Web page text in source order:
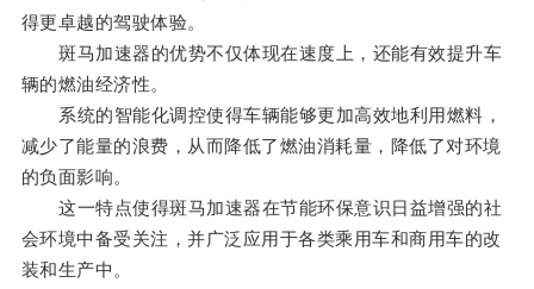
得更卓越的驾驶体验。
斑马加速器的优势不仅体现在速度上，还能有效提升车
辆的燃油经济性。
系统的智能化调控使得车辆能够更加高效地利用燃料，
减少了能量的浪费，从而降低了燃油消耗量，降低了对环境
的负面影响。
这一特点使得斑马加速器在节能环保意识日益增强的社
会环境中备受关注，并广泛应用于各类乘用车和商用车的改
装和生产中。